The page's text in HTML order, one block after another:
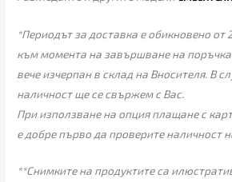
*Периодът за доставка е обикновено
към момента на завършване на
вече изчерпан в склад на Вносителя. В
наличност ще се свържем с Вас.
При използване на опция плащане с
е добре първо да проверите наличност
**Снимките на продуктите са